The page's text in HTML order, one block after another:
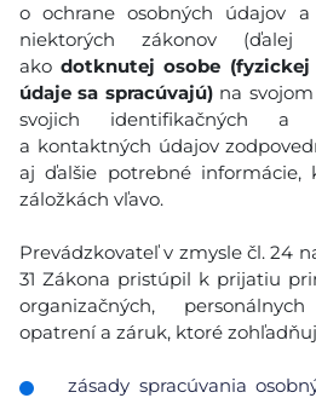
o ochrane osobných údajov
niektorých zákonov (ďalej
akodotknutej osobe
údaje sa spracúvajú)na svojom
svojich identifikačných a
a kontaktných údajov
aj ďalšie potrebné informácie,
záložkách vľavo.
Prevádzkovateľ v zmysle čl. 24
31 Zákona pristúpil k prijatiu
organizačných,
opatrení a záruk, ktoré
zásady spracúvania